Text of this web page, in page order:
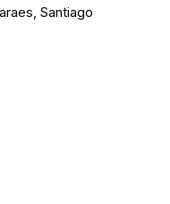
Santiago